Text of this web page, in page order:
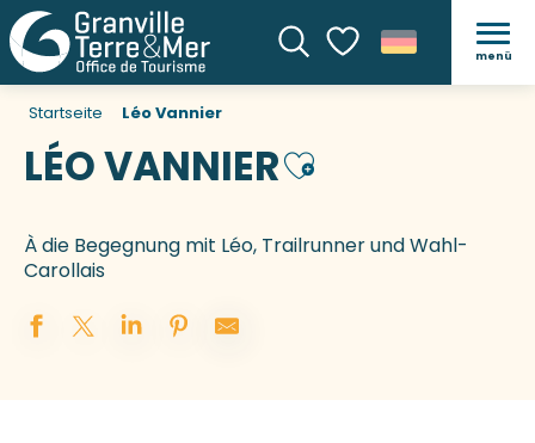
SucheVoir les favoris
menü
Startseite Léo Vannier
LÉO VANNIERAjouter aux favoris
À die Begegnung mit Léo, Trailrunner und Wahl-
Carollais